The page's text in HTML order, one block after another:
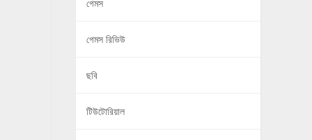
গেমস
গেমস রিভিউ
ছবি
টিউটোরিয়াল